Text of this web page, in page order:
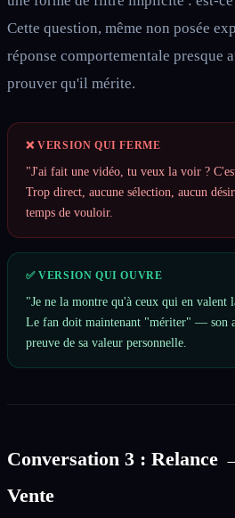
Cette question, même non posée
réponse comportementale presque
prouver qu'il mérite.
❌ VERSION QUI FERME
"J'ai fait une vidéo, tu veux la voir ?
Trop direct, aucune sélection, aucun
temps de vouloir.
✅ VERSION QUI OUVRE
"Je ne la montre qu'à ceux qui en valent
Le fan doit maintenant "mériter" — son
preuve de sa valeur personnelle.
Conversation 3 :
Vente